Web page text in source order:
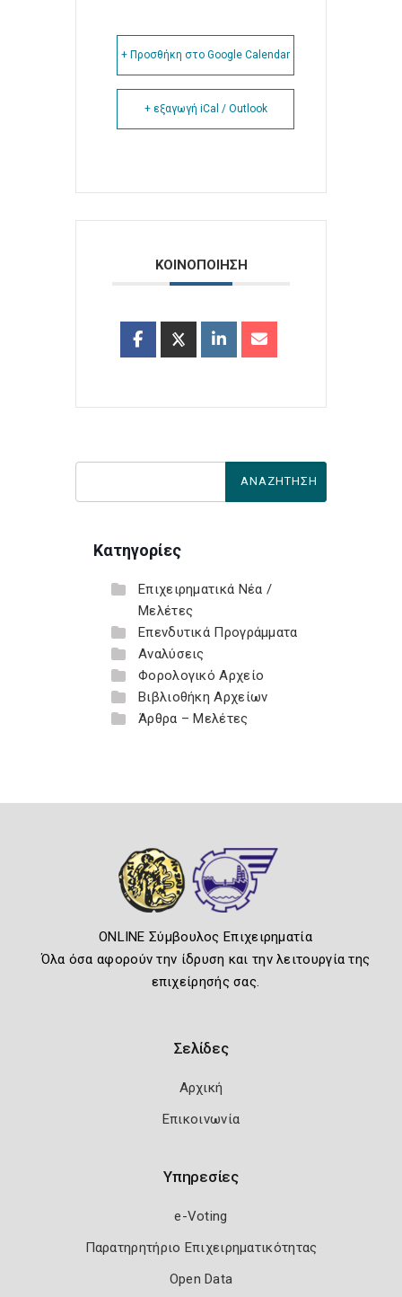
+ Προσθήκη στο Google Calendar
+ εξαγωγή iCal / Outlook
ΚΟΙΝΟΠΟΙΗΣΗ
Κατηγορίες
Επιχειρηματικά Νέα /
Μελέτες
Επενδυτικά Προγράμματα
Αναλύσεις
Φορολογικό Αρχείο
Βιβλιοθήκη Αρχείων
Άρθρα – Μελέτες
ONLINE Σύμβουλος Επιχειρηματία
Όλα όσα αφορούν την ίδρυση και την λειτουργία της
επιχείρησής σας.
Σελίδες
Αρχική
Επικοινωνία
Υπηρεσίες
e-Voting
Παρατηρητήριο Επιχειρηματικότητας
Open Data